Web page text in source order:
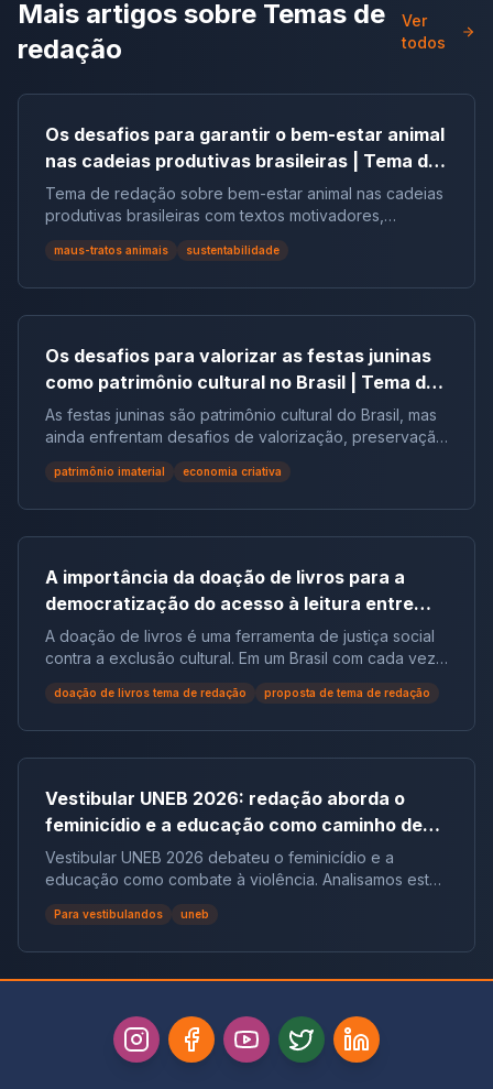
Mais artigos sobre Temas de
redação
Ver
todos
Os desafios para garantir o bem-estar animal
nas cadeias produtivas brasileiras | Tema de
redação
Tema de redação sobre bem-estar animal nas cadeias
produtivas brasileiras com textos motivadores,
repertórios, argumentos e modelos.
maus-tratos animais sustentabilidade
Os desafios para valorizar as festas juninas
como patrimônio cultural no Brasil | Tema de
redação
As festas juninas são patrimônio cultural do Brasil, mas
ainda enfrentam desafios de valorização, preservação
e reconhecimento social.
patrimônio imaterial economia criativa
A importância da doação de livros para a
democratização do acesso à leitura entre
populações em situação de vulnerabilidade
social no Brasil | Tema de Redação
A doação de livros é uma ferramenta de justiça social
contra a exclusão cultural. Em um Brasil com cada vez
mais não leitores, ela democratiza o acesso ao
conhecimento e reduz desigualdades.
doação de livros tema de redação proposta de tema de redação
Vestibular UNEB 2026: redação aborda o
feminicídio e a educação como caminho de
combate à violência
Vestibular UNEB 2026 debateu o feminicídio e a
educação como combate à violência. Analisamos este
tema crucial que desafiou milhares e te preparamos
para futuras pautas sociais.
Para vestibulandos uneb